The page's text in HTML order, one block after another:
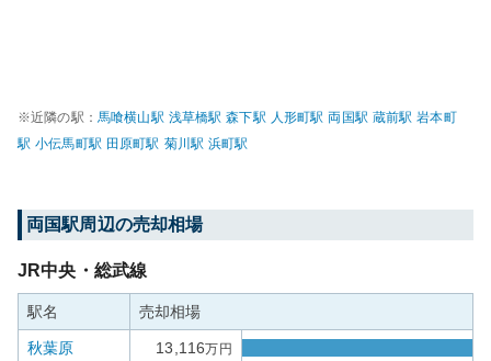
※近隣の駅： 馬喰横山駅 浅草橋駅 森下駅 人形町駅 両国駅 蔵前駅 岩本町
駅 小伝馬町駅 田原町駅 菊川駅 浜町駅
両国駅周辺の売却相場
JR中央・総武線
駅名 売却相場
秋葉原 13,116万円